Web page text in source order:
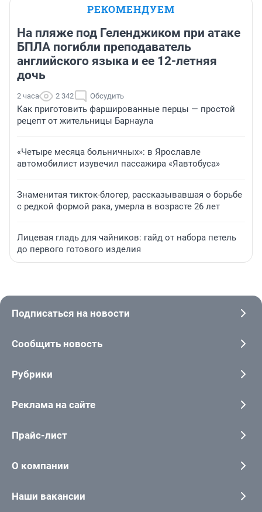
РЕКОМЕНДУЕМ
На пляже под Геленджиком при атаке
БПЛА погибли преподаватель
английского языка и ее 12-летняя
дочь
2 часа 2 342 Обсудить
Как приготовить фаршированные перцы — простой
рецепт от жительницы Барнаула
«Четыре месяца больничных»: в Ярославле
автомобилист изувечил пассажира «Яавтобуса»
Знаменитая тикток-блогер, рассказывавшая о борьбе
с редкой формой рака, умерла в возрасте 26 лет
Лицевая гладь для чайников: гайд от набора петель
до первого готового изделия
Подписаться на новости
Сообщить новость
Рубрики
Реклама на сайте
Прайс-лист
О компании
Наши вакансии